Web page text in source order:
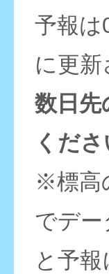
予報は
に更新
数日先
くださ
※標高
でデー
と予